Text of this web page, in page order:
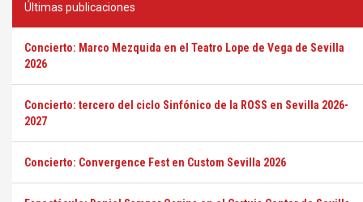
Últimas publicaciones
Concierto: Marco Mezquida en el Teatro Lope de Vega de Sevilla
2026
Concierto: tercero del ciclo Sinfónico de la ROSS en Sevilla 2026-
2027
Concierto: Convergence Fest en Custom Sevilla 2026